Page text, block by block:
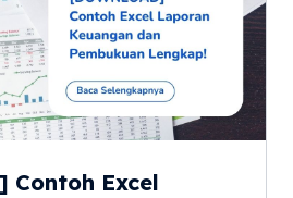
Contoh Excel